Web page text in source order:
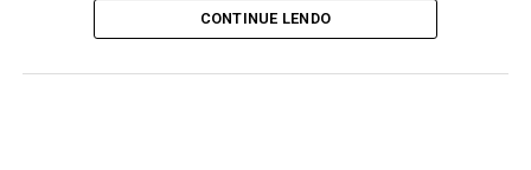
CONTINUE LENDO